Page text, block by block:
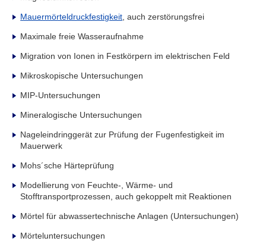
Mauermörteldruckfestigkeit , auch zerstörungsfrei
Maximale freie Wasseraufnahme
Migration von Ionen in Festkörpern im elektrischen Feld
Mikroskopische Untersuchungen
MIP-Untersuchungen
Mineralogische Untersuchungen
Nageleindringgerät zur Prüfung der Fugenfestigkeit im
Mauerwerk
Mohs´sche Härteprüfung
Modellierung von Feuchte-, Wärme- und
Stofftransportprozessen, auch gekoppelt mit Reaktionen
Mörtel für abwassertechnische Anlagen (Untersuchungen)
Mörteluntersuchungen